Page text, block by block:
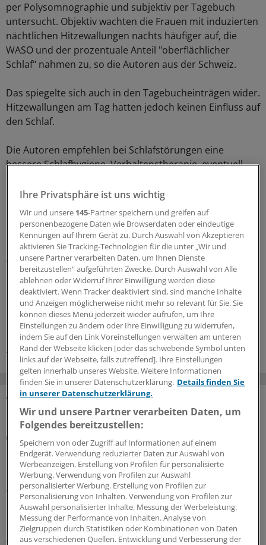
per Polysomnographie und subjektiv per Tagebuch
untersucht. Objektiv wachten die Frauen mit induzierten
nächtlichen Hitzewallungen nachts häufiger auf, die
WASO und der prozentuale Anteil "oberflächlicher
Schlaf" nahmen zu, so die Autoren aus der Schweiz.
Das spiegelte sich auch in den Tagebucheinträgen wider.
Hitzewallungen am Tag hatten jedoch keinen Einfluss auf
den Schlaf.
Die Autoren empfehlen bei Schlafstörungen eine
bessere Schlafhygiene, Verhaltenstherapie, eventuell
oder Non-Benzodiazepine.
Bei Frauen mit Schlafstörungen und Hitzewallungen
biete sich allerdings auch die Einleitung einer HRT, die
alleinige Gabe von Progesteron oder die Off-label-
Verwendung bestimmter Antidepressiva an.(otc)
0
Schlagworte:
Hormonstörungen Gynäkologie
MEHR ZUM THEMA
Geschlechtersensible Versorgung: Warum sie
auch in der orthopädischen Reha wichtiger wird
Geschlechtersensibler Blick gefragt:
Wechseljahresbeschwerden prägen nach einer aktuellen
Studie den Reha-Bedarf vieler Patientinnen stärker, als
bislang angenommen wird.
06.08.2026
Ihre Privatsphäre ist uns wichtig
Wir und unsere 145-Partner speichern und greifen auf
personenbezogene Daten wie Browserdaten oder eindeutige
Kennungen auf Ihrem Gerät zu. Durch Auswahl von Akzeptieren
aktivieren Sie Tracking-Technologien für die unter „Wir und
unsere Partner verarbeiten Daten, um Ihnen Dienste
bereitzustellen“ aufgeführten Zwecke. Durch Auswahl von Alle
ablehnen oder Widerruf Ihrer Einwilligung werden diese
deaktiviert. Wenn Tracker deaktiviert sind, sind manche Inhalte
und Anzeigen möglicherweise nicht mehr so relevant für Sie. Sie
können dieses Menü jederzeit wieder aufrufen, um Ihre
Einstellungen zu ändern oder Ihre Einwilligung zu widerrufen,
indem Sie auf den Link Voreinstellungen verwalten am unteren
Rand der Webseite klicken [oder das schwebende Symbol unten
links auf der Webseite, falls zutreffend]. Ihre Einstellungen
gelten innerhalb unseres Website. Weitere Informationen
finden Sie in unserer Datenschutzerklärung. Details finden Sie
in unserer Datenschutzerklärung.
Wir und unsere Partner verarbeiten Daten, um
Folgendes bereitzustellen:
Speichern von oder Zugriff auf Informationen auf einem
Endgerät. Verwendung reduzierter Daten zur Auswahl von
Werbeanzeigen. Erstellung von Profilen für personalisierte
Werbung. Verwendung von Profilen zur Auswahl
personalisierter Werbung. Erstellung von Profilen zur
Personalisierung von Inhalten. Verwendung von Profilen zur
Auswahl personalisierter Inhalte. Messung der Werbeleistung.
Messung der Performance von Inhalten. Analyse von
Zielgruppen durch Statistiken oder Kombinationen von Daten
aus verschiedenen Quellen. Entwicklung und Verbesserung der